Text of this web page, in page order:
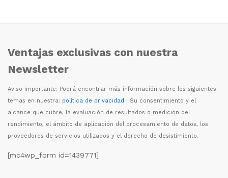
Ventajas exclusivas con nuestra
Newsletter
Aviso importante: Podrá encontrar más información sobre los siguientes
temas en nuestra: política de privacidad. Su consentimiento y el
alcance que cubre, la evaluación de resultados o medición del
rendimiento, el ámbito de aplicación del procesamiento de datos, los
proveedores de servicios utilizados y el derecho de desistimiento.
[mc4wp_form id=1439771]